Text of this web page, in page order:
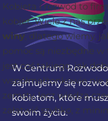
Kobieta i rozwód to
kobiet. Wiele z nas
winy, dlatego wiemy,
pomoc są niezbędne
jest coś takiego, jak
współmałżonkowie
zemsty, lecz wiedzą
załatwić szybko, z
W Centrum
zajmujemy się
kobietom, które
swoim życiu.